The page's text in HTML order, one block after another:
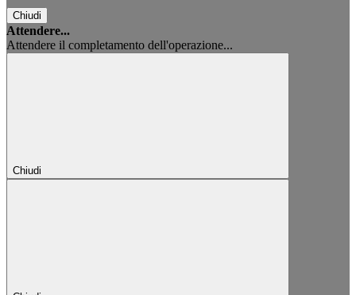
Chiudi
Attendere...
Attendere il completamento dell'operazione...
Chiudi